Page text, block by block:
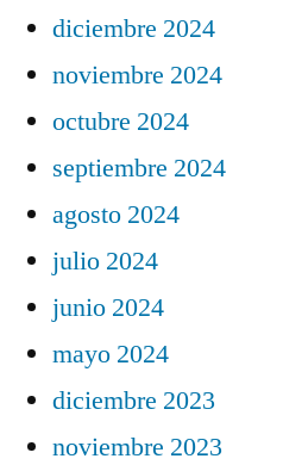
diciembre 2024
noviembre 2024
octubre 2024
septiembre 2024
agosto 2024
julio 2024
junio 2024
mayo 2024
diciembre 2023
noviembre 2023